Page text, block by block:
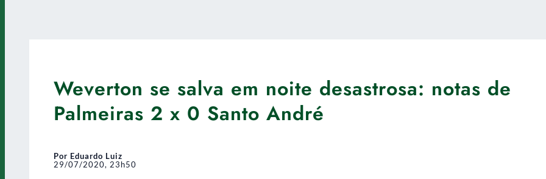
Weverton se salva em noite desastrosa: notas de
Palmeiras 2 x 0 Santo André
Por Eduardo Luiz
29/07/2020, 23h50